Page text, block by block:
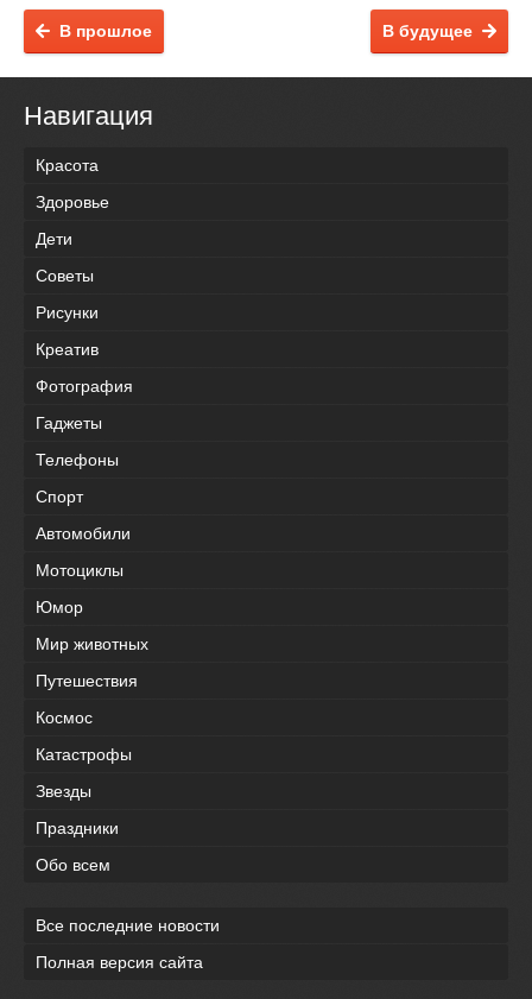
В будущее
В прошлое
Навигация
Красота
Здоровье
Дети
Советы
Рисунки
Креатив
Фотография
Гаджеты
Телефоны
Спорт
Автомобили
Мотоциклы
Юмор
Мир животных
Путешествия
Космос
Катастрофы
Звезды
Праздники
Обо всем
Все последние новости
Полная версия сайта